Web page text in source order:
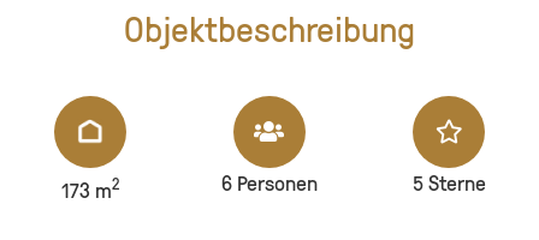
Objektbeschreibung
173 m2 6 Personen 5 Sterne